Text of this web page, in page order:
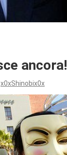
ancora!
x0xShinobix0x